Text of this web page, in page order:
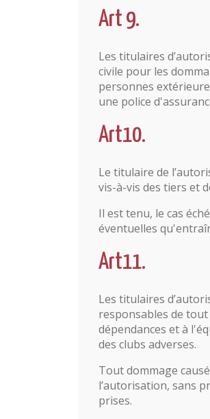
Art 9.
Les titulaires
civile pour les
personnes
une police
Art10.
Le titulaire de
vis-à-vis des tiers et
Il est tenu, le cas
éventuelles
Art11.
Les titulaires
responsables de
dépendances et à
des clubs adverses.
Tout dommage
l’autorisation, sans
prises.